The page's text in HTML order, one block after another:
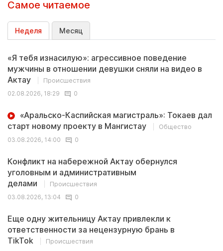
Самое читаемое
Неделя Месяц
«Я тебя изнасилую»: агрессивное поведение
мужчины в отношении девушки сняли на видео в
Актау
Происшествия
02.08.2026, 18:29
0
«Аральско-Каспийская магистраль»: Токаев дал
старт новому проекту в Мангистау
Общество
03.08.2026, 14:00
0
Конфликт на набережной Актау обернулся
уголовным и административным
делами
Происшествия
03.08.2026, 13:04
0
Еще одну жительницу Актау привлекли к
ответственности за нецензурную брань в
TikTok
Происшествия